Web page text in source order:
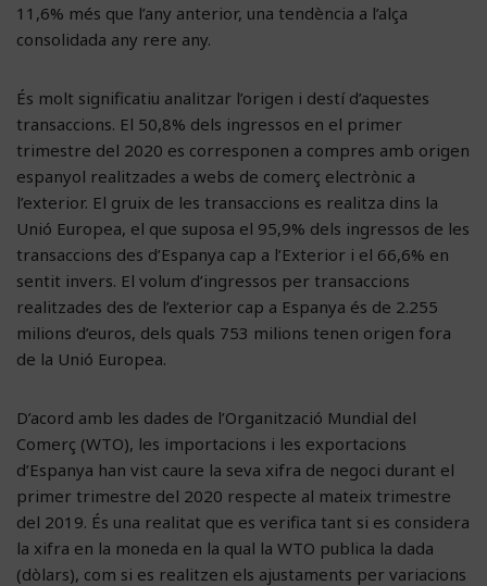
11,6% més que l’any anterior, una tendència a l’alça
consolidada any rere any.
És molt significatiu analitzar l’origen i destí d’aquestes
transaccions. El 50,8% dels ingressos en el primer
trimestre del 2020 es corresponen a compres amb origen
espanyol realitzades a webs de comerç electrònic a
l’exterior. El gruix de les transaccions es realitza dins la
Unió Europea, el que suposa el 95,9% dels ingressos de les
transaccions des d’Espanya cap a l’Exterior i el 66,6% en
sentit invers. El volum d’ingressos per transaccions
realitzades des de l’exterior cap a Espanya és de 2.255
milions d’euros, dels quals 753 milions tenen origen fora
de la Unió Europea.
D’acord amb les dades de l’Organització Mundial del
Comerç (WTO), les importacions i les exportacions
d’Espanya han vist caure la seva xifra de negoci durant el
primer trimestre del 2020 respecte al mateix trimestre
del 2019. És una realitat que es verifica tant si es considera
la xifra en la moneda en la qual la WTO publica la dada
(dòlars), com si es realitzen els ajustaments per variacions